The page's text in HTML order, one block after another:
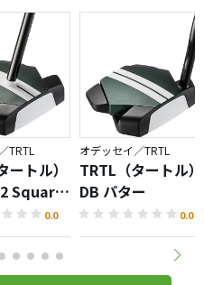
TRTL
トル）
Square
0.0
オデッセイ／TRTL
TRTL（タートル）
DB パター
0.0